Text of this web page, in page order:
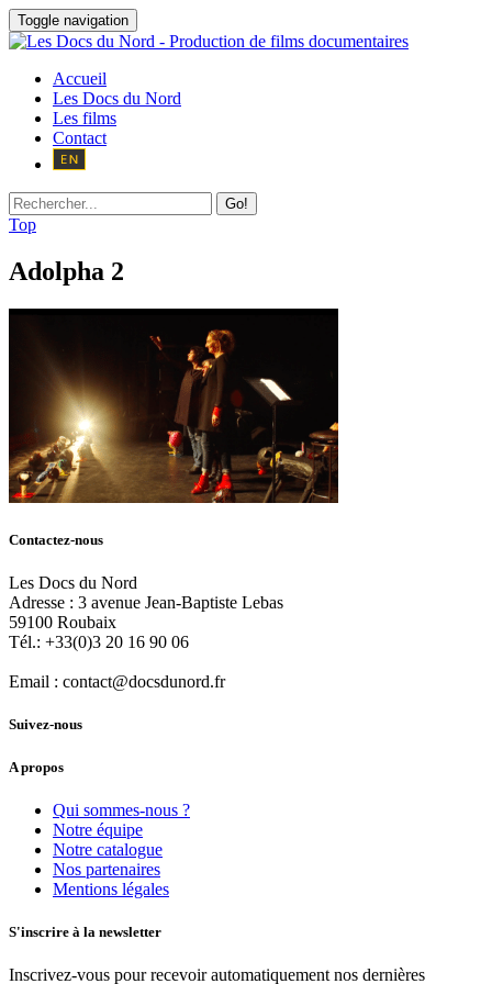
Toggle navigation
Accueil
Les Docs du Nord
Les films
Contact
Go!
Top
Adolpha 2
Contactez-nous
Les Docs du Nord
Adresse : 3 avenue Jean-Baptiste Lebas
59100 Roubaix
Tél.: +33(0)3 20 16 90 06
Email : contact@docsdunord.fr
Suivez-nous
A propos
Qui sommes-nous ?
Notre équipe
Notre catalogue
Nos partenaires
Mentions légales
S'inscrire à la newsletter
Inscrivez-vous pour recevoir automatiquement nos dernières